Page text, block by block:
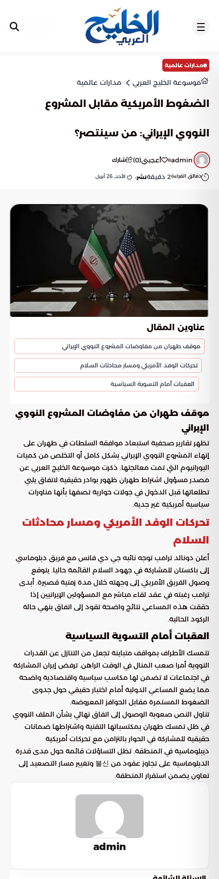
مدارات عالمية
موسوعة الخليج العربي مدارات عالمية
الضغوط الأمريكية مقابل المشروع
النووي الإيراني: من سينتصر؟
admin أعجبني(
0
) شارك
دقائق القراءة2 دقيقةنشر: الأحد, 26 أبريل
عناوين المقال
موقف طهران من مفاوضات المشروع النووي الإيراني
تحركات الوفد الأمريكي ومسار محادثات السلام
العقبات أمام التسوية السياسية
موقف طهران من مفاوضات المشروع النووي
الإيراني
تظهر تقارير صحفية استبعاد موافقة السلطات في طهران على
إنهاء المشروع النووي الإيراني بشكل كامل أو التخلص من كميات
اليورانيوم التي تمت معالجتها. ذكرت موسوعة الخليج العربي عن
مصدر مسؤول اشتراط طهران ظهور بوادر حقيقية لاتفاق يلبي
تطلعاتها قبل الدخول في جولات حوارية تصفها بأنها مناورات
سياسية أمريكية غير جدية.
تحركات الوفد الأمريكي ومسار محادثات
السلام
أعلن دونالد ترامب توجه نائبه جي دي فانس مع فريق دبلوماسي
إلى باكستان للمشاركة في جهود السلام القائمة حاليا. يتوقع
وصول الفريق الأمريكي إلى وجهته خلال مدة زمنية قصيرة. أبدى
ترامب رغبته في عقد لقاء مباشر مع المسؤولين الإيرانيين إذا
حققت هذه المساعي نتائج واضحة تقود إلى اتفاق ينهي حالة
الركود الحالية.
العقبات أمام التسوية السياسية
تتمسك الأطراف بمواقف متباينة تجعل من التنازل عن القدرات
النووية أمرا صعب المنال في الوقت الراهن. ترفض إيران المشاركة
في اجتماعات لا تضمن لها مكاسب سياسية واقتصادية واضحة
مما يضع المساعي الدولية أمام اختبار حقيقي حول جدوى
الضغوط المستمرة مقابل الحوافز المعروضة.
تناول النص صعوبة الوصول إلى اتفاق نهائي بشأن الملف النووي
في ظل تمسك طهران بمكتسباتها التقنية واشتراطها ضمانات
حقيقية للمشاركة في الحوار بالتزامن مع تحركات أمريكية
ديبلوماسية في المنطقة. تظل التساؤلات قائمة حول مدى قدرة
الدبلوماسية على تجاوز عقود من 불신 وتغيير مسار التصعيد إلى
تعاون يضمن استقرار المنطقة.
admin